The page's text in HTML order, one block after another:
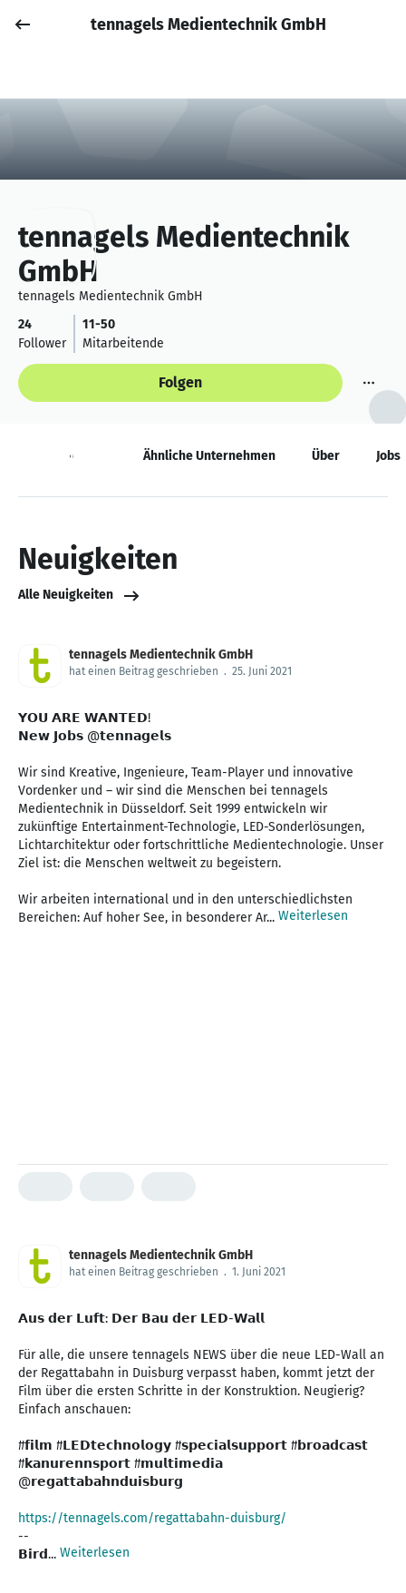
Anmelden
tennagels Medientechnik GmbH
tennagels Medientechnik
GmbH
tennagels Medientechnik GmbH
24
Follower
11-50
Mitarbeitende
Folgen
Neuigkeiten Ähnliche Unternehmen Über Jobs
Neuigkeiten
Alle Neuigkeiten
tennagels Medientechnik GmbH
hat einen Beitrag geschrieben . 25. Juni 2021
𝗬𝗢𝗨 𝗔𝗥𝗘 𝗪𝗔𝗡𝗧𝗘𝗗!
𝗡𝗲𝘄 𝗝𝗼𝗯𝘀 @𝘁𝗲𝗻𝗻𝗮𝗴𝗲𝗹𝘀
Wir sind Kreative, Ingenieure, Team-Player und innovative
Vordenker und – wir sind die Menschen bei tennagels
Medientechnik in Düsseldorf. Seit 1999 entwickeln wir
zukünftige Entertainment-Technologie, LED-Sonderlösungen,
Lichtarchitektur oder fortschrittliche Medientechnologie. Unser
Ziel ist: die Menschen weltweit zu begeistern.
Wir arbeiten international und in den unterschiedlichsten
Bereichen: Auf hoher See, in besonderer Ar... Weiterlesen
tennagels Medientechnik GmbH
hat einen Beitrag geschrieben . 1. Juni 2021
𝗔𝘂𝘀 𝗱𝗲𝗿 𝗟𝘂𝗳𝘁: 𝗗𝗲𝗿 𝗕𝗮𝘂 𝗱𝗲𝗿 𝗟𝗘𝗗-𝗪𝗮𝗹𝗹
Für alle, die unsere tennagels NEWS über die neue LED-Wall an
der Regattabahn in Duisburg verpasst haben, kommt jetzt der
Film über die ersten Schritte in der Konstruktion. Neugierig?
Einfach anschauen:
#𝗳𝗶𝗹𝗺 #𝗟𝗘𝗗𝘁𝗲𝗰𝗵𝗻𝗼𝗹𝗼𝗴𝘆 #𝘀𝗽𝗲𝗰𝗶𝗮𝗹𝘀𝘂𝗽𝗽𝗼𝗿𝘁 #𝗯𝗿𝗼𝗮𝗱𝗰𝗮𝘀𝘁
#𝗸𝗮𝗻𝘂𝗿𝗲𝗻𝗻𝘀𝗽𝗼𝗿𝘁 #𝗺𝘂𝗹𝘁𝗶𝗺𝗲𝗱𝗶𝗮
@𝗿𝗲𝗴𝗮𝘁𝘁𝗮𝗯𝗮𝗵𝗻𝗱𝘂𝗶𝘀𝗯𝘂𝗿𝗴
https://tennagels.com/regattabahn-duisburg/
--
𝗕𝗶𝗿𝗱... Weiterlesen